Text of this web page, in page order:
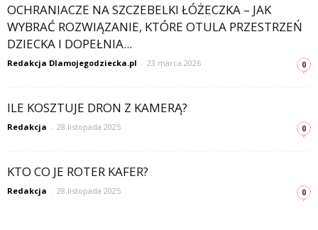
OCHRANIACZE NA SZCZEBELKI ŁÓŻECZKA – JAK
WYBRAĆ ROZWIĄZANIE, KTÓRE OTULA PRZESTRZEŃ
DZIECKA I DOPEŁNIA...
Redakcja Dlamojegodziecka.pl - 23 marca 2026 0
ILE KOSZTUJE DRON Z KAMERĄ?
Redakcja - 28 listopada 2025 0
KTO CO JE ROTER KAFER?
Redakcja - 28 listopada 2025 0